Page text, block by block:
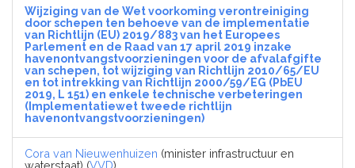
Wijziging van de Wet voorkoming verontreiniging
door schepen ten behoeve van de implementatie
van Richtlijn (EU) 2019/883 van het Europees
Parlement en de Raad van 17 april 2019 inzake
havenontvangstvoorzieningen voor de afvalafgifte
van schepen, tot wijziging van Richtlijn 2010/65/EU
en tot intrekking van Richtlijn 2000/59/EG (PbEU
2019, L 151) en enkele technische verbeteringen
(Implementatiewet tweede richtlijn
havenontvangstvoorzieningen)
Cora van Nieuwenhuizen (minister infrastructuur en